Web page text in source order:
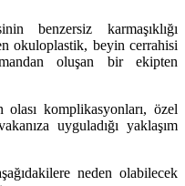
benzersiz karmaşıklığı
okuloplastik, beyin cerrahisi
oluşan bir ekipten
olası komplikasyonları, özel
uyguladığı yaklaşım
neden olabilecek